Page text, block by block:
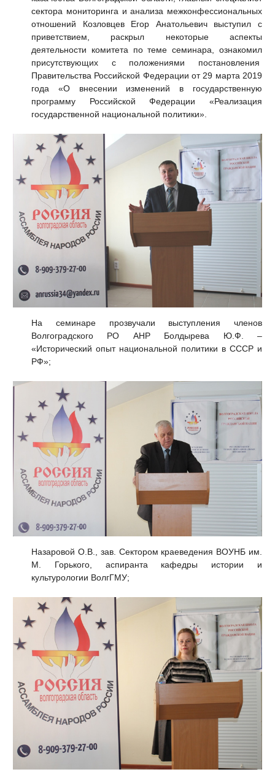
сектора мониторинга и анализа межконфессиональных
отношений Козловцев Егор Анатольевич выступил с
приветствием, раскрыл некоторые аспекты
деятельности комитета по теме семинара, ознакомил
присутствующих с положениями постановления
Правительства Российской Федерации от 29 марта 2019
года «О внесении изменений в государственную
программу Российской Федерации «Реализация
государственной национальной политики».
На семинаре прозвучали выступления членов
Волгоградского РО АНР Болдырева Ю.Ф. –
«Исторический опыт национальной политики в СССР и
РФ»;
Назаровой О.В., зав. Сектором краеведения ВОУНБ им.
М. Горького, аспиранта кафедры истории и
культурологии ВолгГМУ;